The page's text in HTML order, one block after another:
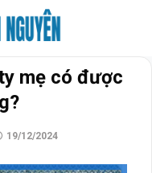
mẹ có được
19/12/2024